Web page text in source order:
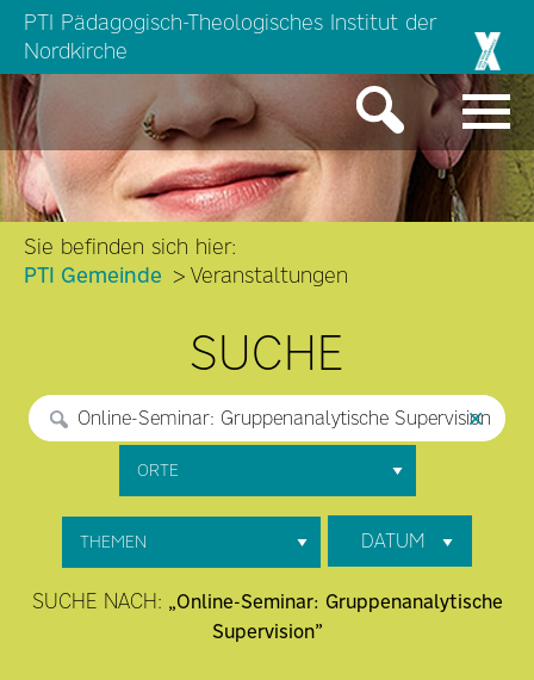
PTI Pädagogisch-Theologisches Institut der
Nordkirche
Sie befinden sich hier:
PTI Gemeinde
Veranstaltungen
SUCHE
DATUM
SUCHE NACH: „Online-Seminar: Gruppenanalytische
Supervision”